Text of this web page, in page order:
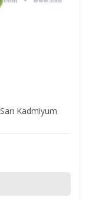
Kadmiyum